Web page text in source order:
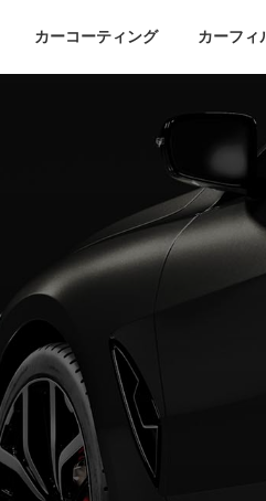
カーコーティング カーフィ